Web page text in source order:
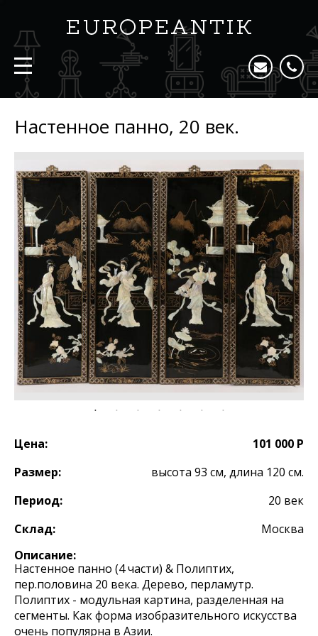
Настенное панно, 20 век.
Цена:
101 000 Р
Размер:
высота 93 см, длина 120 см.
Период:
20 век
Склад:
Москва
Описание:
Настенное панно (4 части) & Полиптих,
пер.половина 20 века. Дерево, перламутр.
Полиптих - модульная картина, разделенная на
сегменты. Как форма изобразительного искусства
очень популярна в Азии. ⠀⠀⠀⠀⠀ ⠀⠀⠀⠀ ⠀⠀⠀⠀⠀